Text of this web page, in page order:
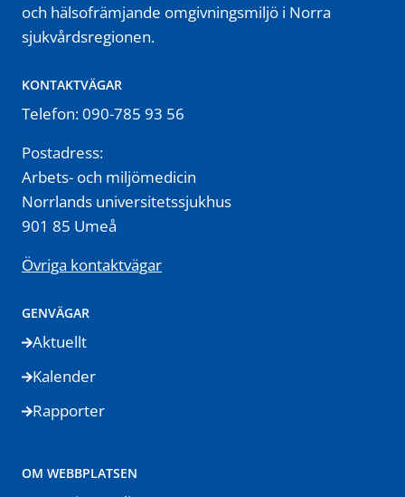
och hälsofrämjande omgivningsmiljö i Norra
sjukvårdsregionen.
KONTAKTVÄGAR
Telefon: 090-785 93 56
Postadress:
Arbets- och miljömedicin
Norrlands universitetssjukhus
901 85 Umeå
Övriga kontaktvägar
GENVÄGAR
Aktuellt
Kalender
Rapporter
OM WEBBPLATSEN